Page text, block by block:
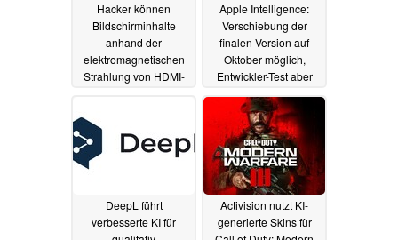
Hacker können
Bildschirminhalte
anhand der
elektromagnetischen
Strahlung von HDMI-
Apple Intelligence:
Verschiebung der
finalen Version auf
Oktober möglich,
Entwickler-Test aber
nächste Woche
29.07.2024
DeepL führt
verbesserte KI für
Activision nutzt KI-
generierte Skins für